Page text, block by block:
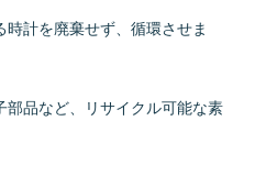
計を廃棄せず、循環させま
部品など、リサイクル可能な素